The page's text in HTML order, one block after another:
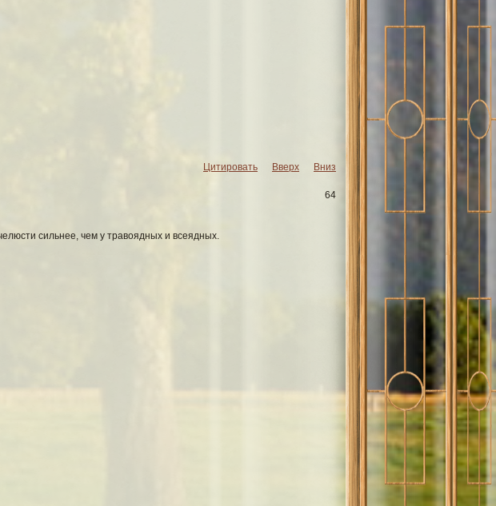
Цитировать Вверх Вниз
64
сильнее, чем у травоядных и всеядных.